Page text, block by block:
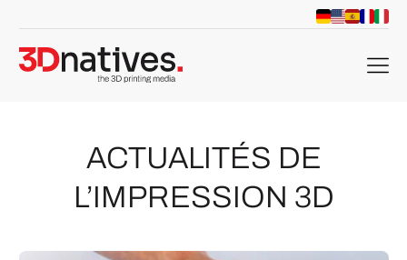
menu
ACTUALITÉS DE
L’IMPRESSION 3D